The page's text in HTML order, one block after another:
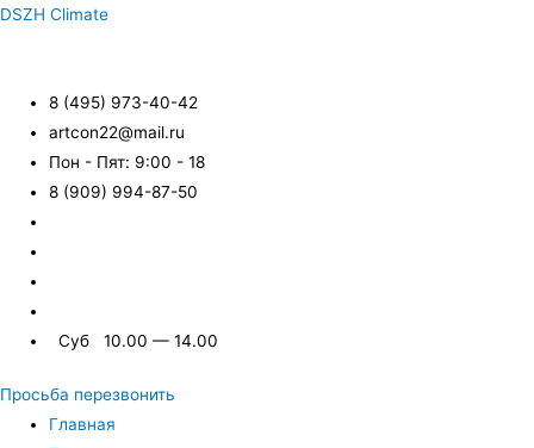
DSZH Climate
8 (495) 973-40-42
artcon22@mail.ru
Пон - Пят: 9:00 - 18
8 (909) 994-87-50
Суб 10.00 — 14.00
Просьба перезвонить
Главная